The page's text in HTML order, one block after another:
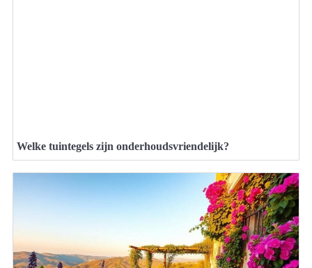
Welke tuintegels zijn onderhoudsvriendelijk?